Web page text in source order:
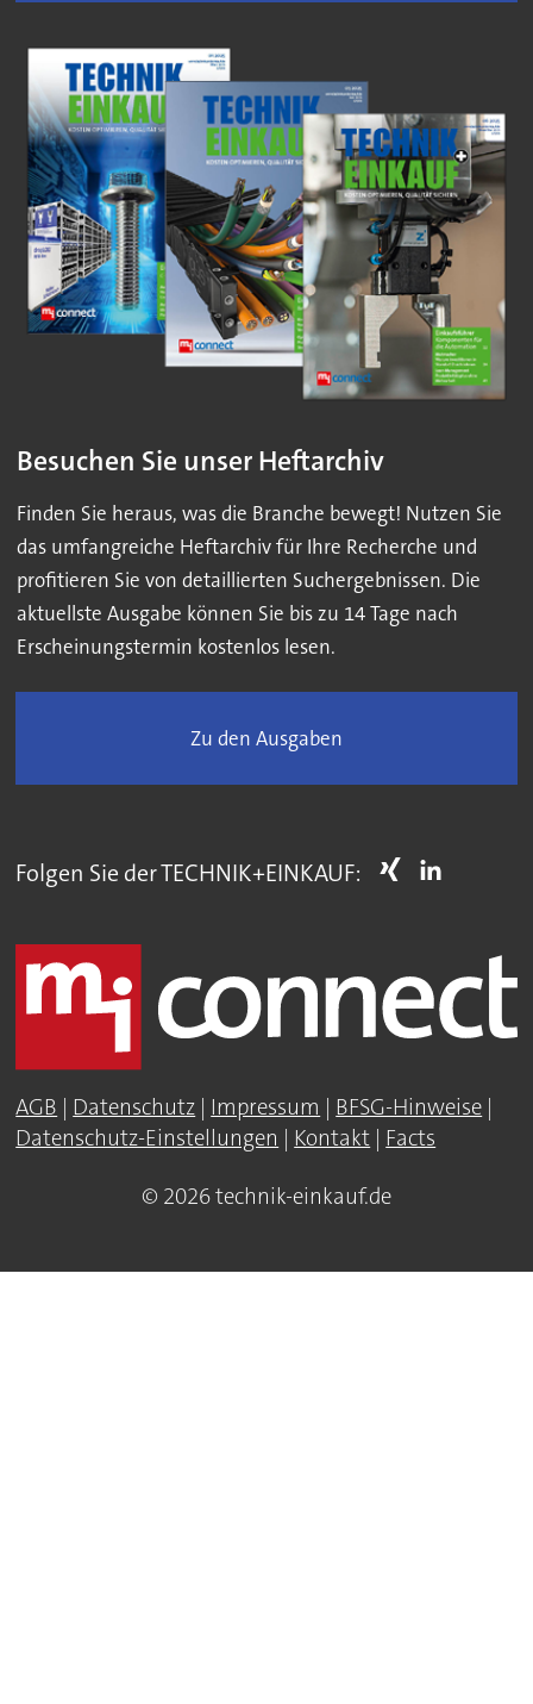
Besuchen Sie unser Heftarchiv
Finden Sie heraus, was die Branche bewegt! Nutzen Sie
das umfangreiche Heftarchiv für Ihre Recherche und
profitieren Sie von detaillierten Suchergebnissen. Die
aktuellste Ausgabe können Sie bis zu 14 Tage nach
Erscheinungstermin kostenlos lesen.
Zu den Ausgaben
Folgen Sie der TECHNIK+EINKAUF:
AGB | Datenschutz | Impressum | BFSG-Hinweise |
Datenschutz-Einstellungen | Kontakt | Facts
© 2026 technik-einkauf.de